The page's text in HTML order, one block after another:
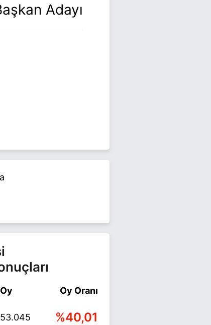
Adayı
edin.
Oy Oy Oranı
53.045 %40,01